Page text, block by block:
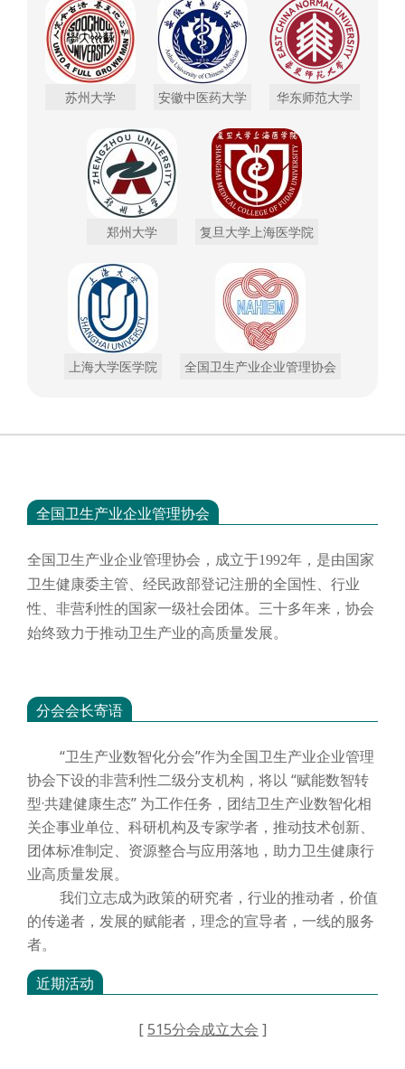
苏州大学 安徽中医药大学 华东师范大学
郑州大学 复旦大学上海医学院
上海大学医学院 全国卫生产业企业管理协会
全国卫生产业企业管理协会
全国卫生产业企业管理协会，成立于1992年，是由国家
卫生健康委主管、经民政部登记注册的全国性、行业
性、非营利性的国家一级社会团体。三十多年来，协会
始终致力于推动卫生产业的高质量发展。
分会会长寄语
“卫生产业数智化分会”作为全国卫生产业企业管理
协会下设的非营利性二级分支机构，将以 “赋能数智转
型·共建健康生态” 为工作任务，团结卫生产业数智化相
关企事业单位、科研机构及专家学者，推动技术创新、
团体标准制定、资源整合与应用落地，助力卫生健康行
业高质量发展。
我们立志成为政策的研究者，行业的推动者，价值
的传递者，发展的赋能者，理念的宣导者，一线的服务
者。
近期活动
[515分会成立大会 ]